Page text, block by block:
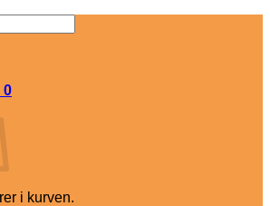
0
i kurven.